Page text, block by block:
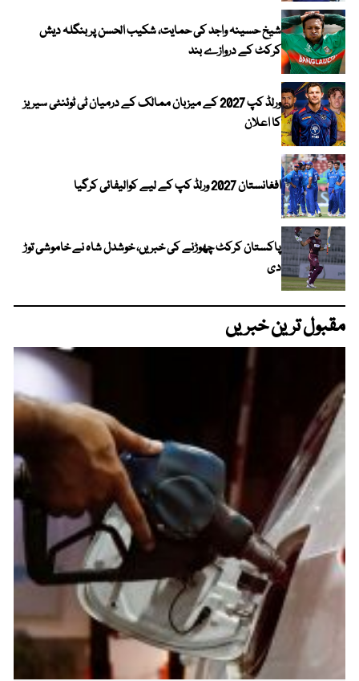
شیخ حسینہ واجد کی حمایت، شکیب الحسن پر بنگلہ دیش
کرکٹ کے دروازے بند
ورلڈ کپ 2027 کے میزبان ممالک کے درمیان ٹی ٹوئنٹی سیریز
کا اعلان
افغانستان 2027 ورلڈ کپ کے لیے کوالیفائی کرگیا
پاکستان کرکٹ چھوڑنے کی خبریں، خوشدل شاہ نے خاموشی توڑ
دی
مقبول ترین خبریں